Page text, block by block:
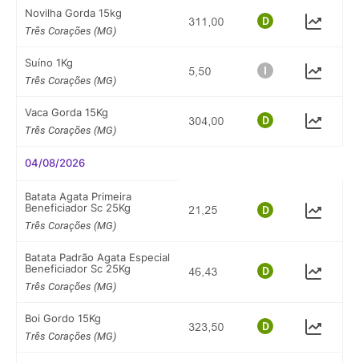
Novilha Gorda 15kg
Três Corações (MG)
Suíno 1Kg
Três Corações (MG)
Vaca Gorda 15Kg
Três Corações (MG)
04/08/2026
Batata Agata Primeira
Beneficiador Sc 25Kg
Três Corações (MG)
Batata Padrão Agata Especial
Beneficiador Sc 25Kg
Três Corações (MG)
Boi Gordo 15Kg
Três Corações (MG)